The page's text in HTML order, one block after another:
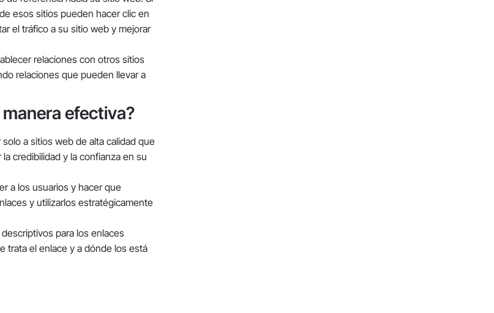
esos sitios pueden hacer clic en
el tráfico a su sitio web y mejorar
relaciones con otros sitios
relaciones que pueden llevar a
efectiva?
a sitios web de alta calidad que
credibilidad y la confianza en su
a los usuarios y hacer que
y utilizarlos estratégicamente
para los enlaces
trata el enlace y a dónde los está